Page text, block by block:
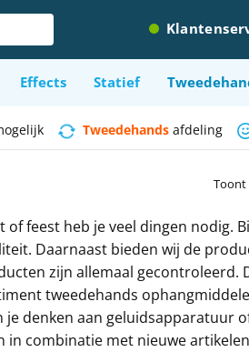
Effects Statief
Tweedehands afdeling
Toont
feest heb je veel dingen nodig.
Daarnaast bieden wij de
zijn allemaal gecontroleerd.
tweedehands
denken aan geluidsapparatuur
combinatie met nieuwe